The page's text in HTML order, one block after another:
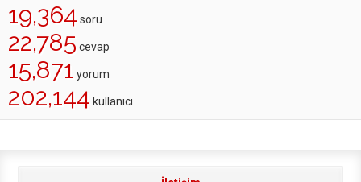
19,364 soru
22,785 cevap
15,871 yorum
202,144 kullanıcı